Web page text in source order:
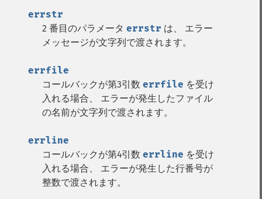
errstr
2 番目のパラメータ errstr は、 エラー
メッセージが文字列で渡されます。
errfile
コールバックが第3引数 errfile を受け
入れる場合、 エラーが発生したファイル
の名前が文字列で渡されます。
errline
コールバックが第4引数 errline を受け
入れる場合、 エラーが発生した行番号が
整数で渡されます。